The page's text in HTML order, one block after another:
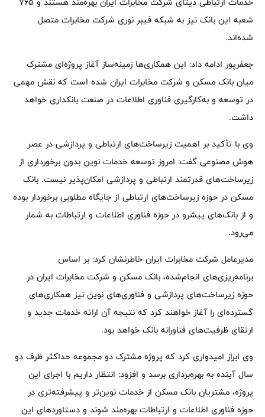
شعبه این بانک نیز به شبکه فیبر نوری شرکت مخابرات متصل
شده‌اند.
جعفرپور ادامه داد: این همکاری‌ها زمینه‌ساز آغاز پروژه‌ای مشترک
میان بانک مسکن و شرکت مخابرات ایران شده است که نقش مهمی
در توسعه و به‌کارگیری فناوری اطلاعات در صنعت بانکداری خواهد
داشت.
وی با تأکید بر اهمیت زیرساخت‌های ارتباطی و پردازشی در عصر
هوش مصنوعی گفت: امروز توسعه خدمات نوین بدون برخورداری از
زیرساخت‌های قدرتمند ارتباطی و پردازشی امکان‌پذیر نیست. بانک
مسکن در حوزه زیرساخت‌های ارتباطی از جایگاه مطلوبی برخوردار بوده
و از بانک‌های پیشرو در حوزه فناوری اطلاعات و ارتباطات به شمار
می‌رود.
مدیرعامل شرکت مخابرات ایران خاطرنشان کرد: بر اساس
برنامه‌ریزی‌های انجام‌شده، بانک مسکن و شرکت مخابرات ایران در
حوزه زیرساخت‌های پردازشی و فناوری‌های نوین نیز همکاری‌های
گسترده‌ای را آغاز خواهند کرد که نتیجه آن ارائه خدمات جدید و
ارتقای ظرفیت‌های فناورانه بانک خواهد بود.
وی ابراز امیدواری کرد که پروژه مشترک دو مجموعه حداکثر ظرف دو
سال آینده به بهره‌برداری برسد و افزود: انتظار داریم با اجرای این
پروژه، مشتریان بانک مسکن از خدمات نوین‌تر و پیشرفته‌تری در
حوزه فناوری اطلاعات و ارتباطات بهره‌مند شوند و دستاوردهای این